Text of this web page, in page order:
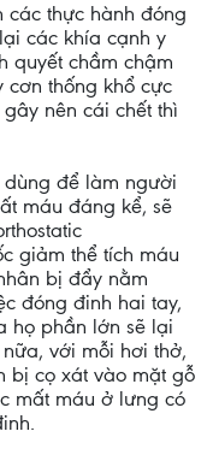
các thực hành đóng
các khía cạnh y
quyết chầm chậm
cơn thống khổ cực
nên cái chết thì
để làm người
máu đáng kể, sẽ
giảm thể tích máu
bị đẩy nằm
đóng đinh hai tay,
họ phần lớn sẽ lại
với mỗi hơi thở,
bị cọ xát vào mặt gỗ
mất máu ở lưng có